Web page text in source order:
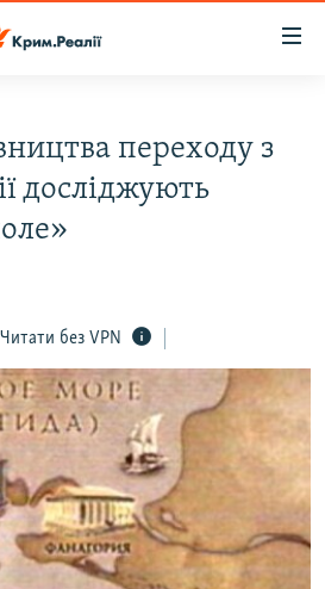
переходу з
досліджують
Читати без VPN